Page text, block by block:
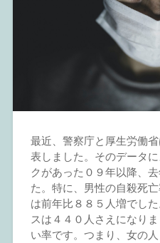
最近、警察庁と厚生労働
表しました。そのデータ
クがあった０９年以降、
た。特に、男性の自殺死
は前年比８８５人増でし
スは４４０人さえになり
い率です。つまり、女の